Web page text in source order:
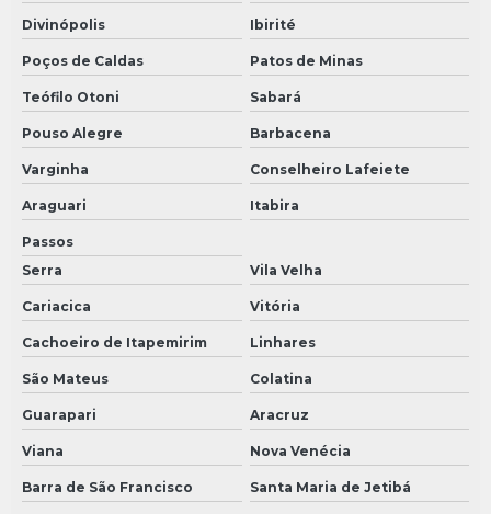
Divinópolis Ibirité
Poços de Caldas Patos de Minas
Teófilo Otoni Sabará
Pouso Alegre Barbacena
Varginha Conselheiro Lafeiete
Araguari Itabira
Passos
Serra
Vila Velha
Cariacica Vitória
Cachoeiro de Itapemirim Linhares
São Mateus Colatina
Guarapari Aracruz
Viana Nova Venécia
Barra de São Francisco Santa Maria de Jetibá